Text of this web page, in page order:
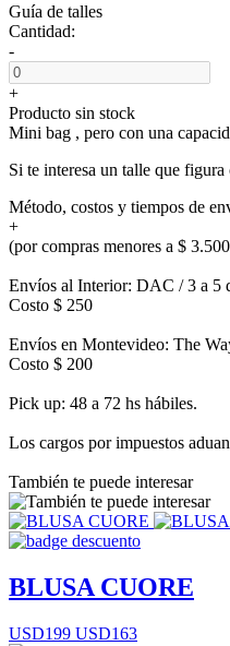
Guía de talles
Cantidad:
-
+
Producto sin stock
Mini bag , pero con una
Si te interesa un talle que
Método, costos y tiempos de
+
(por compras menores a $
Envíos al Interior: DAC / 3 a 5
Costo $ 250
Envíos en Montevideo: The
Costo $ 200
Pick up: 48 a 72 hs hábiles.
Los cargos por impuestos
También te puede interesar
BLUSA CUORE
USD199 USD163